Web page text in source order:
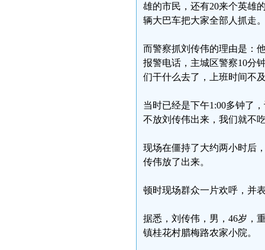
雄的市民，还有20来个英雄
辆大巴车把大家全部人抓走
而警察抓刘传伟的理由是：
报警电话，主城区警察10分
们干什么去了，上班时间不
当时已经是下午1:00多钟了
不放刘传伟出来，我们就不
现场在僵持了大约两小时后
传伟放了出来。
顿时现场群众一片欢呼，并
据悉，刘传伟，男，46岁，
镇桂花村腊梅路农家小院。